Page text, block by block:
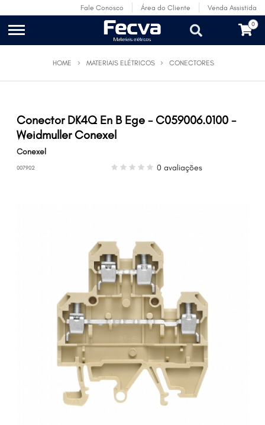
Fale Conosco Área do Cliente Venda Assistida
0
HOME MATERIAIS ELÉTRICOS CONECTORES
Conector DK4Q En B Ege - C059006.0100 -
Weidmuller Conexel
Conexel
007902 0 avaliações